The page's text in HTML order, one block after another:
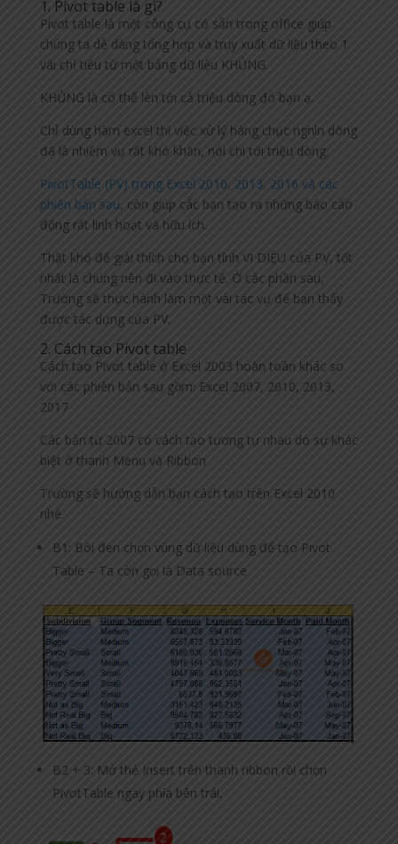
1. Pivot table là gì?
Pivot table là một công cụ có sẵn trong office giúp
chúng ta dễ dàng tổng hợp và truy xuất dữ liệu theo 1
vài chỉ tiêu từ một bảng dữ liệu KHỦNG.
KHỦNG là có thể lên tới cả triệu dòng đó bạn ạ.
Chỉ dùng hàm excel thì việc xử lý hàng chục nghìn dòng
đã là nhiệm vụ rất khó khăn, nói chi tới triệu dòng.
PivotTable (PV) trong Excel 2010, 2013, 2016 và các
phiên bản sau, còn giúp các bạn tạo ra những báo cáo
động rất linh hoạt và hữu ích.
Thật khó để giải thích cho bạn tính VI DIỆU của PV, tốt
nhất là chúng nên đi vào thực tế. Ở các phần sau,
Trường sẽ thực hành làm một vài tác vụ để bạn thấy
được tác dụng của PV.
2. Cách tạo Pivot table
Cách tạo Pivot table ở Excel 2003 hoàn toàn khác so
với các phiên bản sau gồm: Excel 2007, 2010, 2013,
2017
Các bản từ 2007 có cách tạo tương tự nhau do sự khác
biệt ở thanh Menu và Ribbon
Trường sẽ hướng dẫn bạn cách tạo trên Excel 2010
nhé.
B1: Bôi đen chọn vùng dữ liệu dùng để tạo Pivot
Table – Ta còn gọi là Data source
B2 + 3: Mở thẻ Insert trên thanh ribbon rồi chọn
PivotTable ngay phía bên trái.